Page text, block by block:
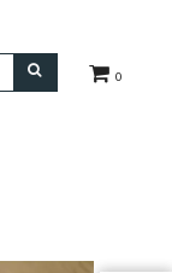
0